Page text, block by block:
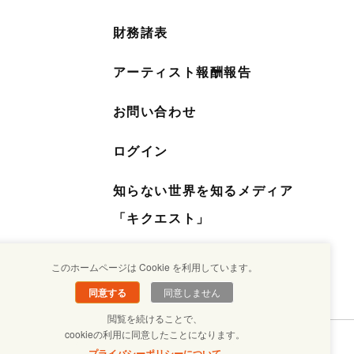
財務諸表
アーティスト報酬報告
お問い合わせ
ログイン
知らない世界を知るメディア
「キクエスト」
このホームページは Cookie を利用しています。
同意する
同意しません
閲覧を続けることで、
cookieの利用に同意したことになります。